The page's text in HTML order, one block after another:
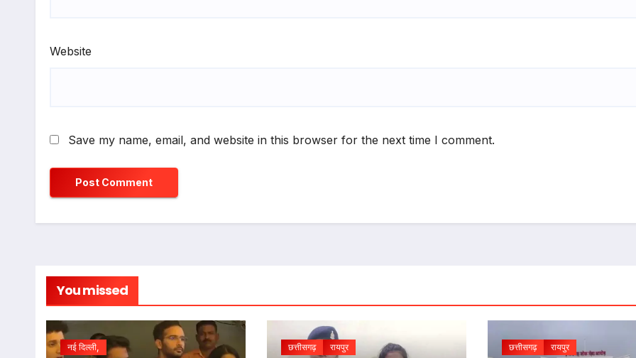
Website
Save my name, email, and website in this browser for the next time I comment.
You missed
नई दिल्ली, छत्तीसगढ़ रायपुर छत्तीसगढ़ रायपुर